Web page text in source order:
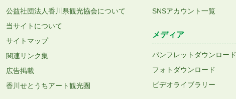
公益社団法人香川県観光協会について
当サイトについて
サイトマップ
関連リンク集
広告掲載
香川せとうちアート観光圏
SNSアカウント一覧
メディア
パンフレットダウンロード
フォトダウンロード
ビデオライブラリー